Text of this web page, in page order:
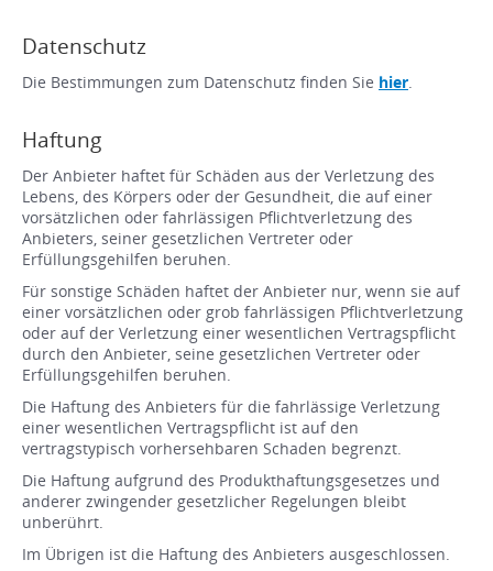
Datenschutz
Die Bestimmungen zum Datenschutz finden Sie hier.
Haftung
Der Anbieter haftet für Schäden aus der Verletzung des
Lebens, des Körpers oder der Gesundheit, die auf einer
vorsätzlichen oder fahrlässigen Pflichtverletzung des
Anbieters, seiner gesetzlichen Vertreter oder
Erfüllungsgehilfen beruhen.
Für sonstige Schäden haftet der Anbieter nur, wenn sie auf
einer vorsätzlichen oder grob fahrlässigen Pflichtverletzung
oder auf der Verletzung einer wesentlichen Vertragspflicht
durch den Anbieter, seine gesetzlichen Vertreter oder
Erfüllungsgehilfen beruhen.
Die Haftung des Anbieters für die fahrlässige Verletzung
einer wesentlichen Vertragspflicht ist auf den
vertragstypisch vorhersehbaren Schaden begrenzt.
Die Haftung aufgrund des Produkthaftungsgesetzes und
anderer zwingender gesetzlicher Regelungen bleibt
unberührt.
Im Übrigen ist die Haftung des Anbieters ausgeschlossen.